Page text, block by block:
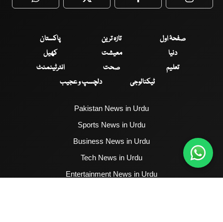
WhatsApp Twitter Facebook
صفحۂ اول تازہ ترین
پاکستان
دنیا
معیشت
کھیل
تعلیم
صحت
انٹرٹینمنٹ
ٹیکنالوجی
دلچسپ و عجیب
Pakistan News in Urdu
Sports News in Urdu
Business News in Urdu
Tech News in Urdu
Entertainment News in Urdu